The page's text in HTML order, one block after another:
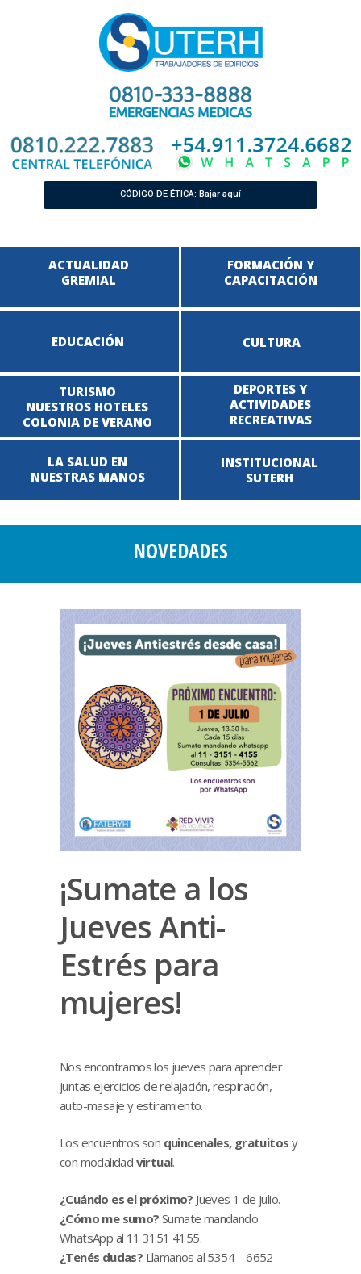
CÓDIGO DE ÉTICA: Bajar aquí
ACTUALIDAD
GREMIAL
EDUCACIÓN CULTURA
TURISMO
NUESTROS HOTELES
COLONIA DE VERANO
DEPORTES Y
ACTIVIDADES
RECREATIVAS
LA SALUD EN
NUESTRAS MANOS
INSTITUCIONAL
SUTERH
FORMACIÓN Y
CAPACITACIÓN
NOVEDADES
¡Sumate a los
Jueves Anti-
Estrés para
mujeres!
Nos encontramos los jueves para aprender
juntas ejercicios de relajación, respiración,
auto-masaje y estiramiento.
Los encuentros son quincenales, gratuitos y
con modalidad virtual.
¿Cuándo es el próximo? Jueves 1 de julio.
¿Cómo me sumo? Sumate mandando
WhatsApp al 11 3151 4155.
¿Tenés dudas? Llamanos al 5354 – 6652